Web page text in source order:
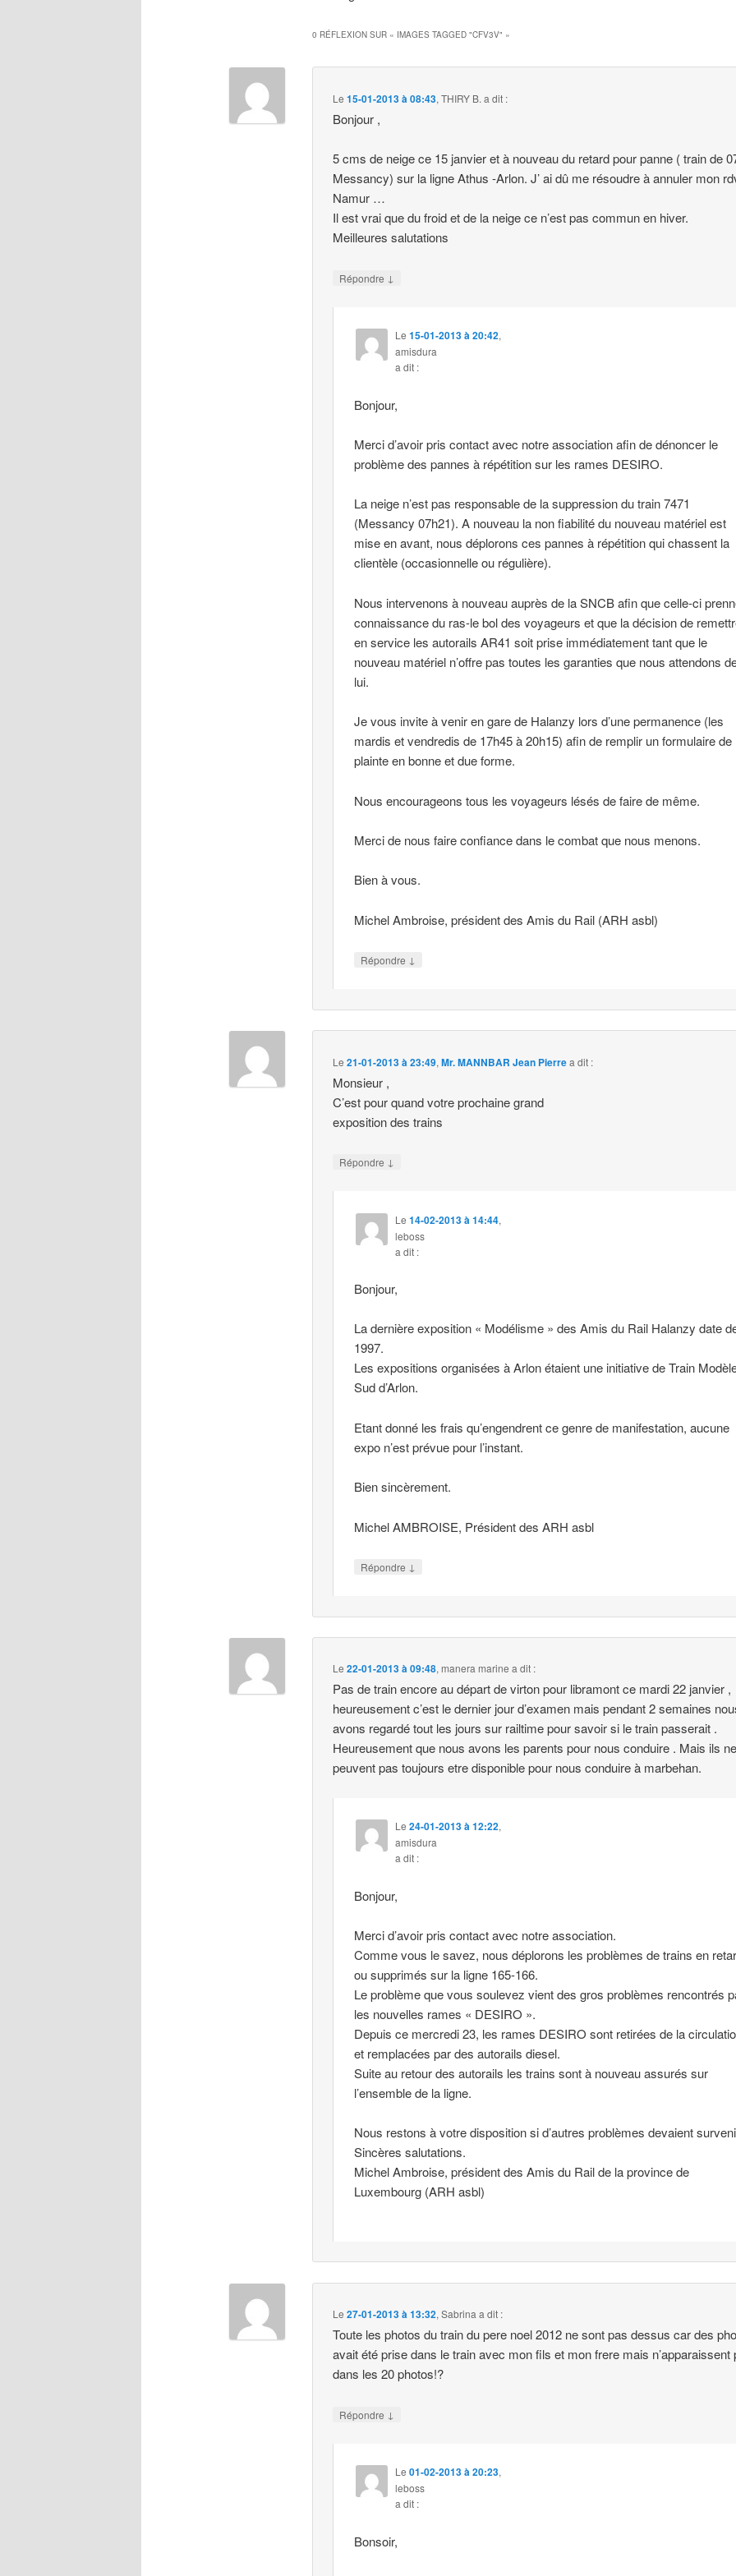
0 RÉFLEXION SUR « IMAGES TAGGED "CFV3V" »
Le15-01-2013 à 08:43,THIRY B. a dit :
Bonjour ,
5 cms de neige ce 15 janvier et à nouveau du retard pour panne ( train de
Messancy) sur la ligne Athus -Arlon. J’ ai dû me résoudre à annuler mon
Namur …
Il est vrai que du froid et de la neige ce n’est pas commun en hiver.
Meilleures salutations
Répondre ↓
Le 15-01-2013 à 20:42,
amisdura
a dit :
Bonjour,
Merci d’avoir pris contact avec notre association afin de dénoncer le
problème des pannes à répétition sur les rames DESIRO.
La neige n’est pas responsable de la suppression du train 7471
(Messancy 07h21). A nouveau la non fiabilité du nouveau matériel est
mise en avant, nous déplorons ces pannes à répétition qui chassent la
clientèle (occasionnelle ou régulière).
Nous intervenons à nouveau auprès de la SNCB afin que celle-ci
connaissance du ras-le bol des voyageurs et que la décision de
en service les autorails AR41 soit prise immédiatement tant que le
nouveau matériel n’offre pas toutes les garanties que nous attendons
lui.
Je vous invite à venir en gare de Halanzy lors d’une permanence (les
mardis et vendredis de 17h45 à 20h15) afin de remplir un formulaire de
plainte en bonne et due forme.
Nous encourageons tous les voyageurs lésés de faire de même.
Merci de nous faire confiance dans le combat que nous menons.
Bien à vous.
Michel Ambroise, président des Amis du Rail (ARH asbl)
Répondre ↓
Le21-01-2013 à 23:49,Mr. MANNBAR Jean Pierrea dit :
Monsieur ,
C’est pour quand votre prochaine grand
exposition des trains
Répondre ↓
Le 14-02-2013 à 14:44,
leboss
a dit :
Bonjour,
La dernière exposition « Modélisme » des Amis du Rail Halanzy date
1997.
Les expositions organisées à Arlon étaient une initiative de Train
Sud d’Arlon.
Etant donné les frais qu’engendrent ce genre de manifestation, aucune
expo n’est prévue pour l’instant.
Bien sincèrement.
Michel AMBROISE, Président des ARH asbl
Répondre ↓
Le22-01-2013 à 09:48, manera marine a dit :
Pas de train encore au départ de virton pour libramont ce mardi 22 janvier ,
heureusement c’est le dernier jour d’examen mais pendant 2 semaines
avons regardé tout les jours sur railtime pour savoir si le train passerait .
Heureusement que nous avons les parents pour nous conduire . Mais ils
peuvent pas toujours etre disponible pour nous conduire à marbehan.
Le 24-01-2013 à 12:22,
amisdura
a dit :
Bonjour,
Merci d’avoir pris contact avec notre association.
Comme vous le savez, nous déplorons les problèmes de trains en
ou supprimés sur la ligne 165-166.
Le problème que vous soulevez vient des gros problèmes rencontrés
les nouvelles rames « DESIRO ».
Depuis ce mercredi 23, les rames DESIRO sont retirées de la
et remplacées par des autorails diesel.
Suite au retour des autorails les trains sont à nouveau assurés sur
l’ensemble de la ligne.
Nous restons à votre disposition si d’autres problèmes devaient
Sincères salutations.
Michel Ambroise, président des Amis du Rail de la province de
Luxembourg (ARH asbl)
Le27-01-2013 à 13:32,Sabrina a dit :
Toute les photos du train du pere noel 2012 ne sont pas dessus car des
avait été prise dans le train avec mon fils et mon frere mais n’apparaissent
dans les 20 photos!?
Répondre ↓
Le 01-02-2013 à 20:23,
leboss
a dit :
Bonsoir,